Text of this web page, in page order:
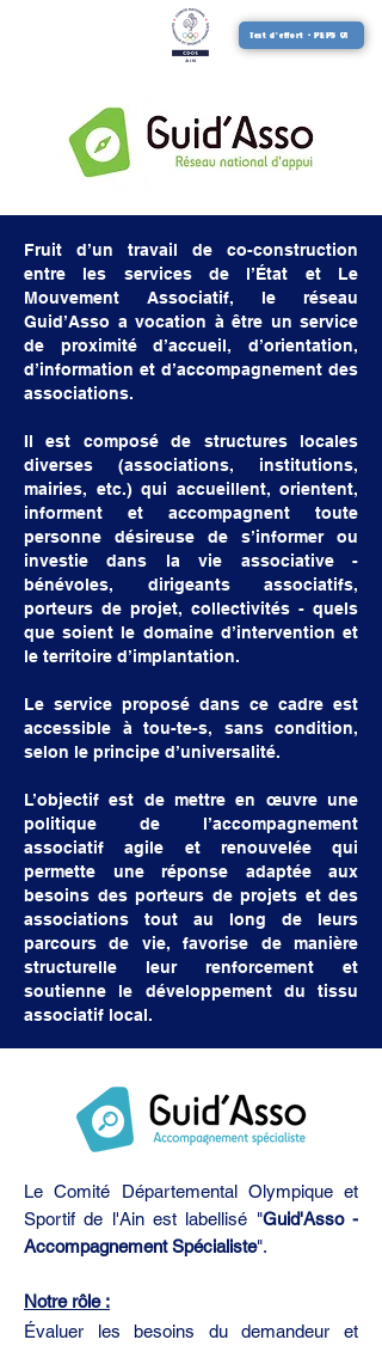
Test d'effort - PEPS 01
Fruit d’un travail de co-construction
entre les services de l’État et Le
Mouvement Associatif, le réseau
Guid’Asso a vocation à être un service
de proximité d’accueil, d’orientation,
d’information et d’accompagnement des
associations.
Il est composé de structures locales
diverses (associations, institutions,
mairies, etc.) qui accueillent, orientent,
informent et accompagnent toute
personne désireuse de s’informer ou
investie dans la vie associative -
bénévoles, dirigeants associatifs,
porteurs de projet, collectivités - quels
que soient le domaine d’intervention et
le territoire d’implantation.
Le service proposé dans ce cadre est
accessible à tou-te-s, sans condition,
selon le principe d’universalité.
L’objectif est de mettre en œuvre une
politique de l’accompagnement
associatif agile et renouvelée qui
permette une réponse adaptée aux
besoins des porteurs de projets et des
associations tout au long de leurs
parcours de vie, favorise de manière
structurelle leur renforcement et
soutienne le développement du tissu
associatif local.
Le Comité Départemental Olympique et
Sportif de l'Ain est labellisé "Guid'Asso -
Accompagnement Spécialiste".
Notre rôle :
Évaluer les besoins du demandeur et